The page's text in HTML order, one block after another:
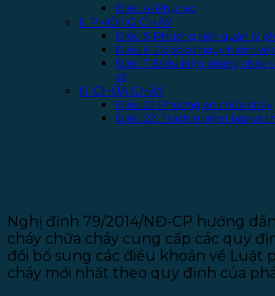
Điều 4. Phụ lục
II. PHÒNG CHÁY
Điều 5. Phương tiện quản lý
Điều 6. Cơ sở có nguy hiểm về
Điều 7. Điều kiện phòng cháy
sở
III. CHỮA CHÁY
Điều 21. Phương án chữa cháy
Điều 22. Trách nhiệm báo và
Nghị định 79/2014/NĐ-CP hướng
cháy chữa cháy cung cấp các quy
đổi bổ sung các điều khoản về Luật
cháy mới nhất theo quy định của